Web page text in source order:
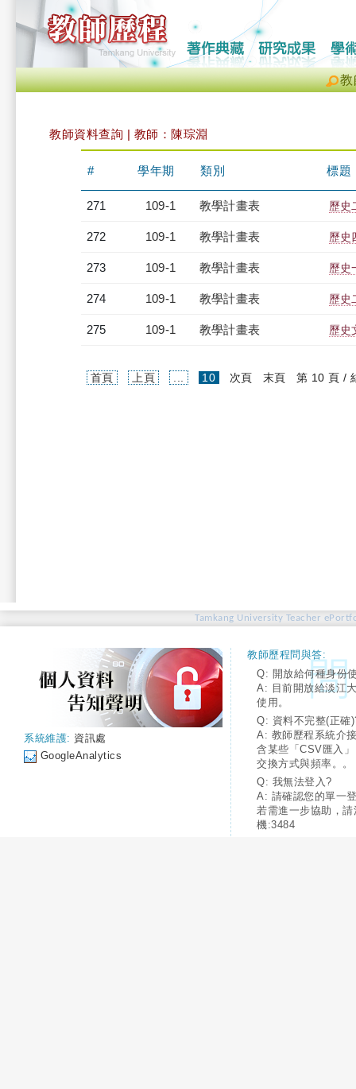
教
教師資料查詢 | 教師：陳琮淵
# 學年期 類別 標題
271 109-1 教學計畫表 歷史
272 109-1 教學計畫表 歷史
273 109-1 教學計畫表 歷史
274 109-1 教學計畫表 歷史
275 109-1 教學計畫表 歷史
首頁 上頁 10(current)
次頁 末頁 第 10 頁 /
Tamkang University Teacher
系統維護: 資訊處
GoogleAnalytics
教師歷程問與答:
Q: 開放給何種身份
A: 目前開放給淡江
使用。
Q: 資料不完整(正確
A: 教師歷程系統介
含某些「CSV匯入
交換方式與頻率。。
Q: 我無法登入?
A: 請確認您的單一
若需進一步協助，
機:3484